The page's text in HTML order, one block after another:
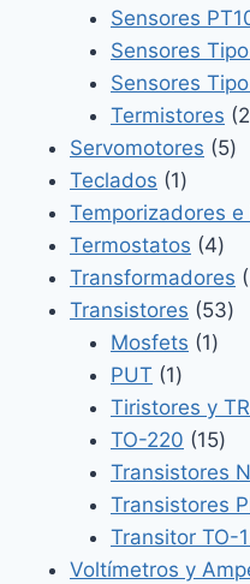
Sensores
Sensores
Sensores
Termistores 2
Servomotores 55
Teclados 11
Temporizadores
Termostatos 44
Transformadores
Transistores 5353
Mosfets 11
PUT 11
Tiristores y
TO-220 1515
Transistores
Transistores
Transitor TO-
Voltímetros y